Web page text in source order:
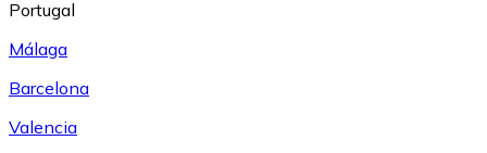
Portugal
Málaga
Barcelona
Valencia